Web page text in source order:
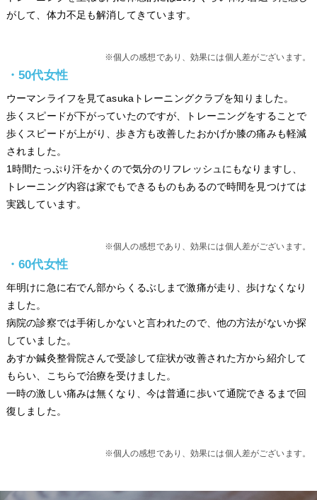
がして、体力不足も解消してきています。
※個人の感想であり、効果には個人差がございます。
・50代女性
ウーマンライフを見てasukaトレーニングクラブを知りました。
歩くスピードが下がっていたのですが、トレーニングをすることで
歩くスピードが上がり、歩き方も改善したおかげか膝の痛みも軽減
されました。
1時間たっぷり汗をかくので気分のリフレッシュにもなりますし、
トレーニング内容は家でもできるものもあるので時間を見つけては
実践しています。
※個人の感想であり、効果には個人差がございます。
・60代女性
年明けに急に右でん部からくるぶしまで激痛が走り、歩けなくなり
ました。
病院の診察では手術しかないと言われたので、他の方法がないか探
していました。
あすか鍼灸整骨院さんで受診して症状が改善された方から紹介して
もらい、こちらで治療を受けました。
一時の激しい痛みは無くなり、今は普通に歩いて通院できるまで回
復しました。
※個人の感想であり、効果には個人差がございます。